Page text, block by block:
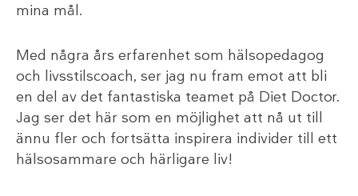
mina mål.
Med några års erfarenhet som hälsopedagog
och livsstilscoach, ser jag nu fram emot att bli
en del av det fantastiska teamet på Diet Doctor.
Jag ser det här som en möjlighet att nå ut till
ännu fler och fortsätta inspirera individer till ett
hälsosammare och härligare liv!